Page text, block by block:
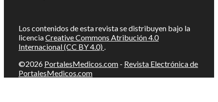
Los contenidos de esta revista se distribuyen bajo la
licenciaCreative Commons Atribución 4.0
Internacional (CC BY 4.0) .
©2026 PortalesMedicos.com - Revista Electrónica de
PortalesMedicos.com